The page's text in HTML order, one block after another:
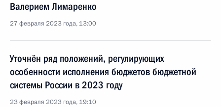
Валерием Лимаренко
27 февраля 2023 года, 13:00
Уточнён ряд положений, регулирующих
особенности исполнения бюджетов бюджетной
системы России в 2023 году
23 февраля 2023 года, 19:10